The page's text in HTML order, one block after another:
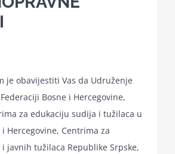
aktivnosti
Publikacije
Projekti
je obavijestiti Vas da Udruženje
Bosne i Hercegovine,
za edukaciju sudija i tužilaca u
Hercegovine, Centrima za
javnih tužilaca Republike Srpske,